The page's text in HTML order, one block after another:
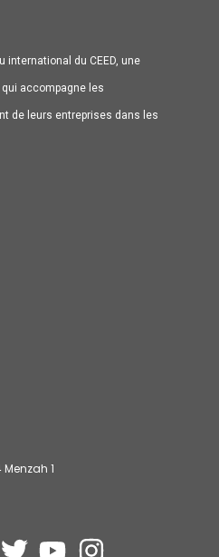
international du CEED, une
accompagne les
de leurs entreprises dans les
1